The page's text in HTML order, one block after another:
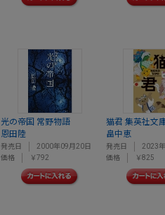
光の帝国 常野物語
恩田陸
発売日
2000年09月20日
価格
￥792
猫君 集英社文
畠中恵
発売日
2023
価格
￥825